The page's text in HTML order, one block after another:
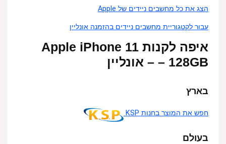
הצג את כל מחשבים ניידים של Apple
עבור לקטגוריית מחשבים ניידים בהזמנה אונליין
איפה לקנות Apple iPhone 11
128GB – –
אונליין
בארץ
חפש את המוצר בחנות KSP
בעולם